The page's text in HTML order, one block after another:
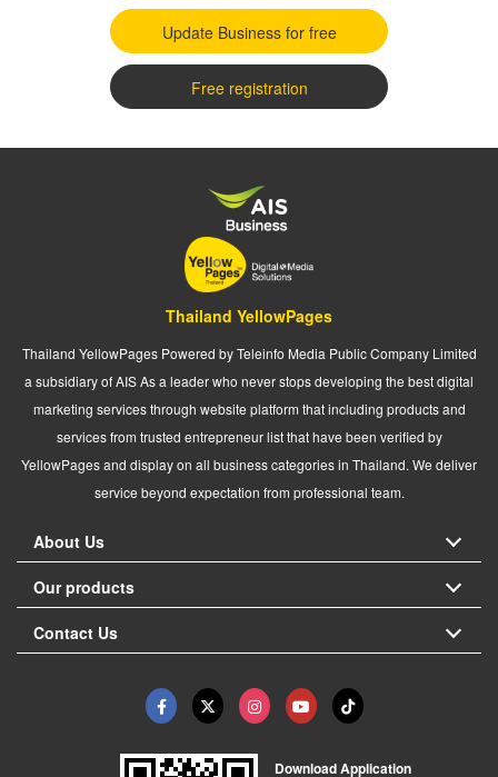
Update Business for free
Free registration
Thailand YellowPages
Thailand YellowPages Powered by Teleinfo Media Public Company Limited
a subsidiary of AIS As a leader who never stops developing the best digital
marketing services through website platform that including products and
services from trusted entrepreneur list that have been verified by
YellowPages and display on all business categories in Thailand. We deliver
service beyond expectation from professional team.
About Us
Our products
Contact Us
Download Application